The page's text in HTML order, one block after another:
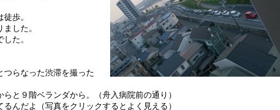
歩。
した。
た。
つらなった渋滞を撮った
と９階ベランダから。（舟入病院前の通り）
るんだよ（写真をクリックするとよく見える）